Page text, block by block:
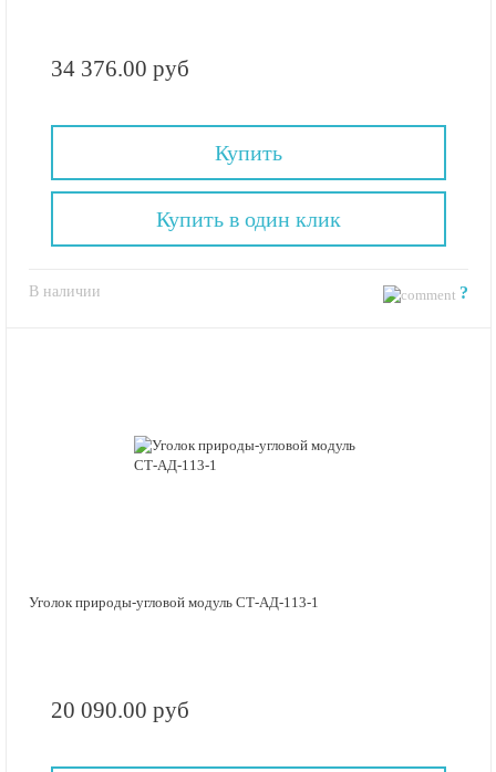
34 376.00 руб
Купить
В наличии ?
Купить в один клик
Уголок природы-угловой модуль СТ-АД-113-1
20 090.00 руб